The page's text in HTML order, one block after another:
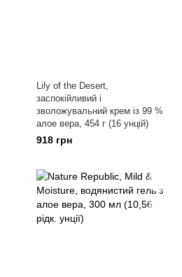
Lily of the Desert,
заспокійливий і
зволожувальний крем із 99 %
алое вера, 454 г (16 унцій)
918 грн